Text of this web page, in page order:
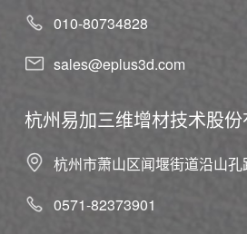
010-80734828
sales@eplus3d.com
杭州易加三维增材技术股
杭州市萧山区闻堰街道沿山孔
0571-82373901